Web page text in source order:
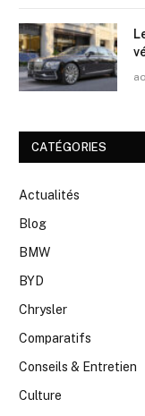
CATÉGORIES
Actualités
Blog
BMW
BYD
Chrysler
Comparatifs
Conseils & Entretien
Culture